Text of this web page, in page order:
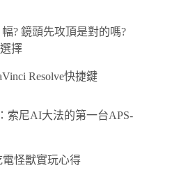
幅? 鏡頭先攻頂是對的嗎?
擇
Resolve快捷鍵
索尼AI大法的第一台APS-
電怪獸實玩心得